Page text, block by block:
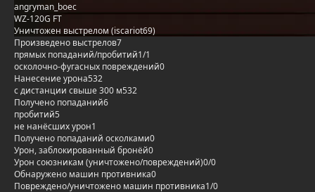
angryman_boec
WZ-120G FT
Уничтожен выстрелом (iscariot69)
Произведено выстрелов7
прямых попаданий/пробитий1/1
осколочно-фугасных повреждений0
Нанесение урона532
с дистанции свыше 300 м532
Получено попаданий6
пробитий5
не нанёсших урон1
Получено попаданий осколками0
Урон, заблокированный бронёй0
Урон союзникам (уничтожено/повреждений)0/0
Обнаружено машин противника0
Повреждено/уничтожено машин противника1/0